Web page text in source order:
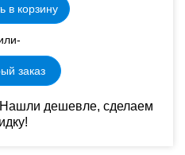
в корзину
заказ
Нашли дешевле, сделаем